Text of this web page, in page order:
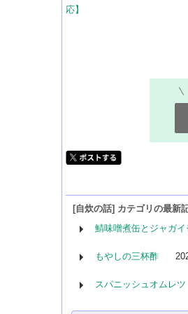
応】
[自炊の話] カテゴリの最新
鯖味噌煮缶とジャガイ
もやしの三杯酢
スパニッシュオムレツ